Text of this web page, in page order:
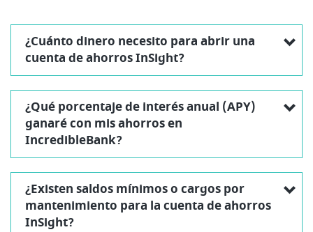
¿Cuánto dinero necesito para abrir una
cuenta de ahorros InSight?
¿Qué porcentaje de interés anual (APY)
ganaré con mis ahorros en
IncredibleBank?
¿Existen saldos mínimos o cargos por
mantenimiento para la cuenta de ahorros
InSight?